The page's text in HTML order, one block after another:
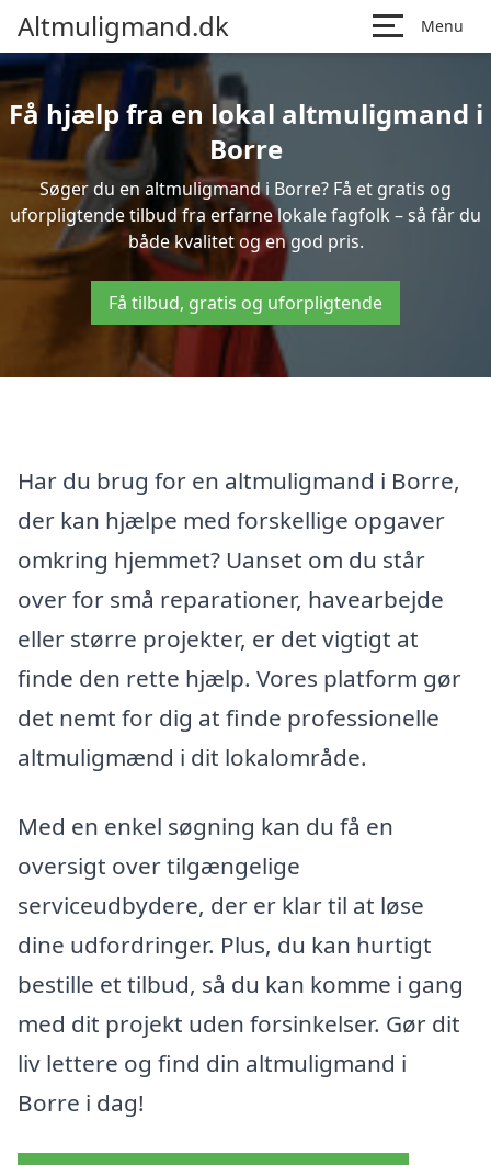
Altmuligmand.dk Menu
Få hjælp fra en lokal altmuligmand i
Borre
Søger du en altmuligmand i Borre? Få et gratis og
uforpligtende tilbud fra erfarne lokale fagfolk – så får du
både kvalitet og en god pris.
Få tilbud, gratis og uforpligtende
Har du brug for en altmuligmand i Borre,
der kan hjælpe med forskellige opgaver
omkring hjemmet? Uanset om du står
over for små reparationer, havearbejde
eller større projekter, er det vigtigt at
finde den rette hjælp. Vores platform gør
det nemt for dig at finde professionelle
altmuligmænd i dit lokalområde.
Med en enkel søgning kan du få en
oversigt over tilgængelige
serviceudbydere, der er klar til at løse
dine udfordringer. Plus, du kan hurtigt
bestille et tilbud, så du kan komme i gang
med dit projekt uden forsinkelser. Gør dit
liv lettere og find din altmuligmand i
Borre i dag!